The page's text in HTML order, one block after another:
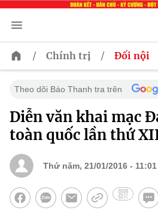
/ Chính trị / Đối nội
Theo dõi Báo Thanh tra trên
Diễn văn khai mạc
toàn quốc lần thứ
Thứ năm, 21/01/2016 - 11:01